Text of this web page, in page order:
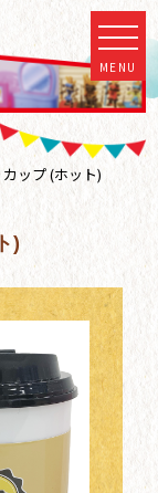
MENU
ップ (ホット)
)